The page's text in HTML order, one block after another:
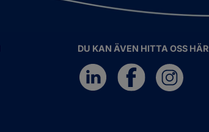
DU KAN ÄVEN HITTA OSS HÄR